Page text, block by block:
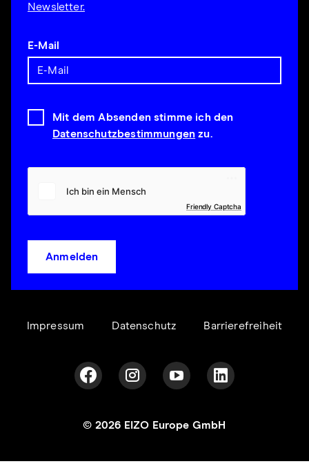
Newsletter.
E-Mail
Mit dem Absenden stimme ich den
Datenschutzbestimmungen zu.
Friendly Captcha
Anmelden
Impressum Datenschutz Barrierefreiheit
© 2026 EIZO Europe GmbH